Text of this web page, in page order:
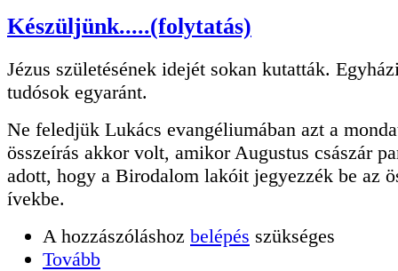
Készüljünk.....(folytatás)
Jézus születésének idejét sokan kutatták.
tudósok egyaránt.
Ne feledjük Lukács evangéliumában azt a
összeírás akkor volt, amikor Augustus császár
adott, hogy a Birodalom lakóit jegyezzék be az
ívekbe.
A hozzászóláshoz belépés szükséges
Tovább